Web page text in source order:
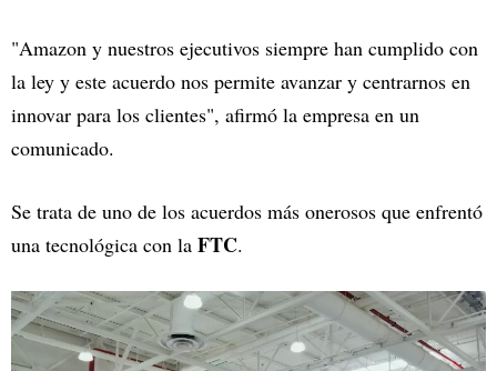
"Amazon y nuestros ejecutivos siempre han cumplido con
la ley y este acuerdo nos permite avanzar y centrarnos en
innovar para los clientes", afirmó la empresa en un
comunicado.
Se trata de uno de los acuerdos más onerosos que enfrentó
una tecnológica con la FTC.